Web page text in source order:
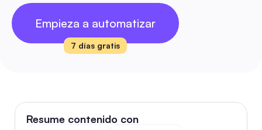
Empieza a automatizar
7 días gratis
Resume contenido con